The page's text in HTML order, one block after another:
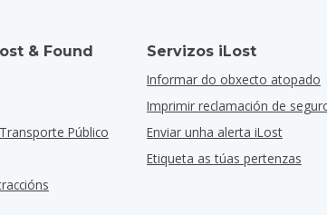
& Found
Público
Servizos iLost
Informar do obxecto atopado
Imprimir reclamación de
Enviar unha alerta iLost
Etiqueta as túas pertenzas